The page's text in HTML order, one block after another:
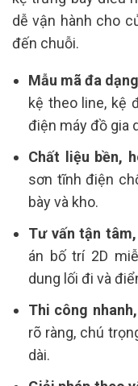
dễ vận hành cho
đến chuỗi.
Mẫu mã đa dạng
kệ theo line, kệ
điện máy đồ gia
Chất liệu bền,
sơn tĩnh điện
bày và kho.
Tư vấn tận
án bố trí 2D
dung lối đi và
Thi công
rõ ràng, chú
dài.